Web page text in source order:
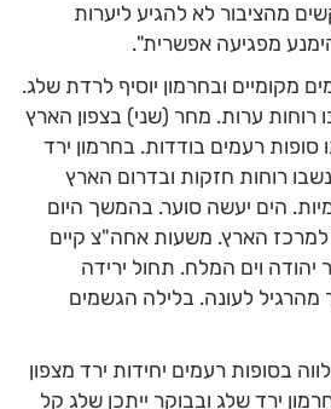
מהציבור לא להגיע ליערות
מפגיעה אפשרית".
מקומיים ובחרמון יוסיף לרדת שלג.
רוחות ערות. מחר (שני) בצפון הארץ
סופות רעמים בודדות. בחרמון ירד
רוחות חזקות ובדרום הארץ
הים יעשה סוער. בהמשך היום
הארץ. משעות אחה"צ קיים
וים המלח. תחול ירידה
מהרגיל לעונה. בלילה הגשמים
בסופות רעמים יחידות ירד מצפון
ירד שלג ובבוקר ייתכן שלג קל